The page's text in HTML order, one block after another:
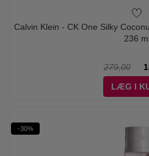
Calvin Klein - CK One Silky
236 ml
279,00
LÆG I
-30%